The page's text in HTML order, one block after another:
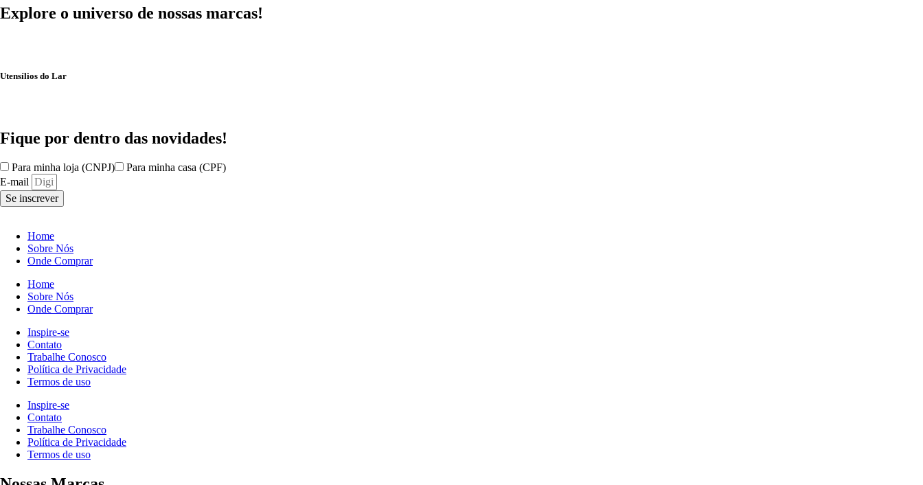
Explore o universo de nossas marcas!
Utensílios do Lar
Fique por dentro das novidades!
Para minha loja (CNPJ)
Para minha casa (CPF)
E-mail
Se inscrever
Home
Sobre Nós
Onde Comprar
Home
Sobre Nós
Onde Comprar
Inspire-se
Contato
Trabalhe Conosco
Política de Privacidade
Termos de uso
Inspire-se
Contato
Trabalhe Conosco
Política de Privacidade
Termos de uso